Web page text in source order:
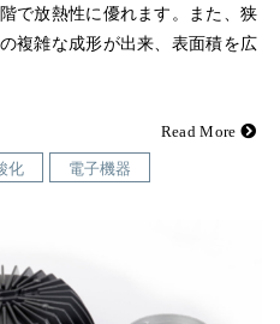
で放熱性に優れます。また、狭
複雑な成形が出来、表面積を広
Read More
化 電子機器